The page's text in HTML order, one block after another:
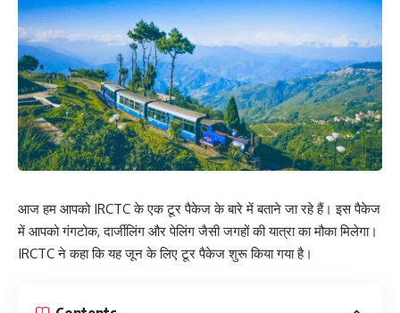
आज हम आपको IRCTC के एक टूर पैकेज के बारे में बताने जा रहे हैं। इस पैकेज
में आपको गंगटोक, दार्जीलिंग और पेलिंग जैसी जगहों की यात्रा का मौका मिलेगा।
IRCTC ने कहा कि यह जून के लिए टूर पैकेज शुरू किया गया है।